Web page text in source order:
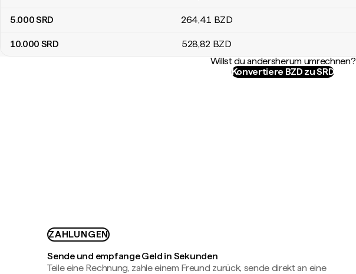
5.000SRD 264,41 BZD
10.000 SRD 528,82 BZD
Willst du andersherum umrechnen?
Konvertiere BZD zu SRD
ZAHLUNGEN
Sende und empfange Geld in Sekunden
Teile eine Rechnung, zahle einem Freund zurück, sende direkt an eine